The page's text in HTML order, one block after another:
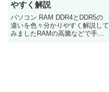
やすく解説
パソコン RAM DDR4とDDR5の
違いを色々分かりやすく解説して
みましたRAMの高騰などで手が